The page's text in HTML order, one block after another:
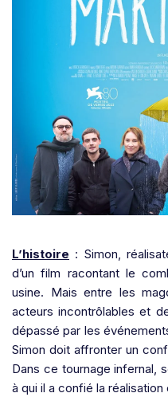
L’histoire : Simon,
d’un film racontant le
usine. Mais entre les
acteurs incontrôlables et
dépassé par les
Simon doit affronter un
Dans ce tournage infernal,
à qui il a confié la réalisation